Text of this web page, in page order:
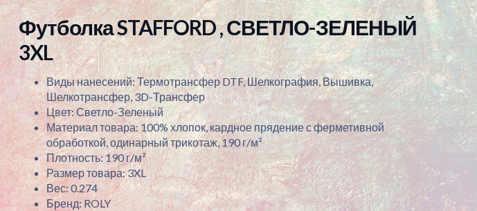
Футболка STAFFORD , СВЕТЛО-ЗЕЛЕНЫЙ
3XL
Виды нанесений: Термотрансфер DTF, Шелкография, Вышивка,
Шелкотрансфер, 3D-Трансфер
Цвет: Светло-Зеленый
Материал товара: 100% хлопок, кардное прядение с ферметивной
обработкой, одинарный трикотаж, 190 г/м²
Плотность: 190 г/м²
Размер товара: 3XL
Вес: 0.274
Бренд: ROLY